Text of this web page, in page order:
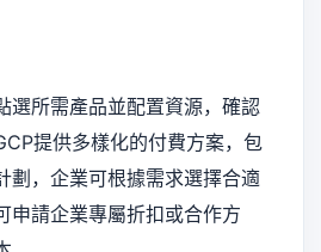
選所需產品並配置資源，確認
提供多樣化的付費方案，包
劃，企業可根據需求選擇合適
申請企業專屬折扣或合作方